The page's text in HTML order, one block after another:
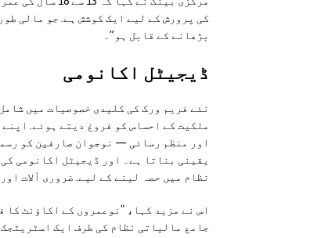
کی پرورش کے لیے ایک کوشش ہے. جو مالی
بڑھانے کے قابل ہو”۔
ڈیجیٹل اکانومی
نئے فریم ورک کی کلیدی خصوصیات میں
ملکیت کے احساس کو فروغ دیتے ہوئے.
اور منظم رسائی — نوجوان صارفین کو
یقینی بناتا ہے۔ اور ڈیجیٹل اکانومی
نظام میں حصہ لینے کے لیے. ضروری آلات
اس نے مزید کہا، "نوعمروں کے اکاؤنٹ کا
جامع مالیاتی نظام کی طرف ایک